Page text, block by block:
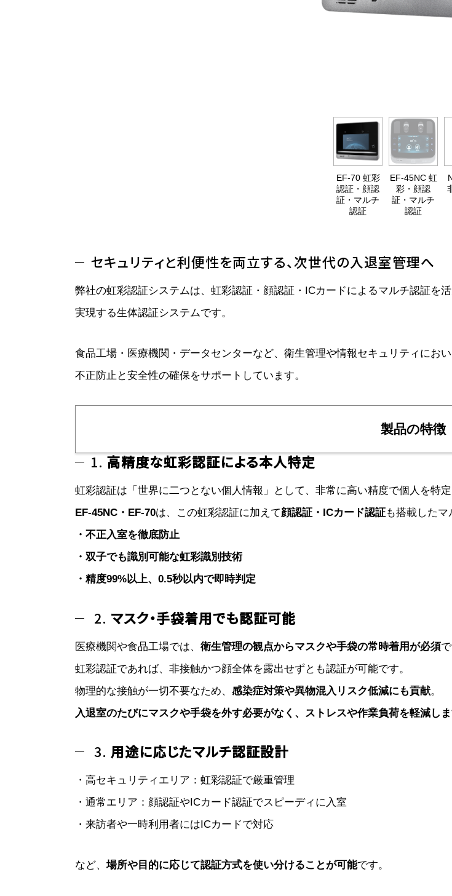
EF-70 虹彩
認証・顔認
証・マルチ
認証
EF-45NC 虹
彩・顔認
証・マルチ
認証
セキュリティと利便性を両立する、次世代の入退室管理へ
弊社の虹彩認証システムは、虹彩認証・顔認証・ICカードによるマルチ認証を
実現する生体認証システムです。
食品工場・医療機関・データセンターなど、衛生管理や情報セキュリティにお
不正防止と安全性の確保をサポートしています。
製品の特徴
1. 高精度な虹彩認証による本人特定
虹彩認証は「世界に二つとない個人情報」として、非常に高い精度で個人を特定
EF-45NC・EF-70は、この虹彩認証に加えて顔認証・ICカード認証も搭載したマ
・不正入室を徹底防止
・双子でも識別可能な虹彩識別技術
・精度99%以上、0.5秒以内で即時判定
2. マスク・手袋着用でも認証可能
医療機関や食品工場では、 衛生管理の観点からマスクや手袋の常時着用が必須
虹彩認証であれば、非接触かつ顔全体を露出せずとも認証が可能です。
物理的な接触が一切不要なため、 感染症対策や異物混入リスク低減にも貢献。
入退室のたびにマスクや手袋を外す必要がなく、ストレスや作業負荷を軽減しま
3. 用途に応じたマルチ認証設計
・高セキュリティエリア：虹彩認証で厳重管理
・通常エリア：顔認証やICカード認証でスピーディに入室
・来訪者や一時利用者にはICカードで対応
など、 場所や目的に応じて認証方式を使い分けることが可能です。